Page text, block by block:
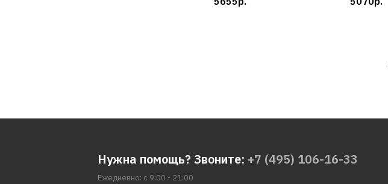
Нужна помощь? Звоните: +7 (495) 106-16-33
Ежедневно: с 9:00 - 21:00